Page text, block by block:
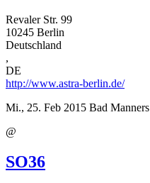
Revaler Str. 99
10245 Berlin
Deutschland
,
DE
http://www.astra-berlin.de/
Mi., 25. Feb 2015 Bad
@
SO36